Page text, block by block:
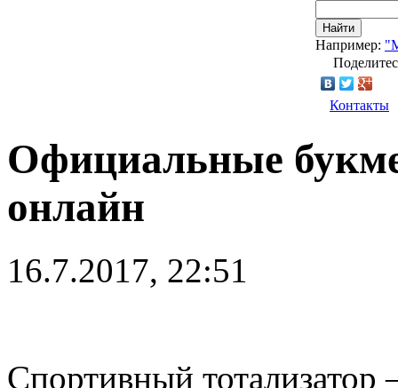
Найти
Например:
Контакты
Официальные
онлайн
16.7.2017, 22:51
Спортивный тотализатор